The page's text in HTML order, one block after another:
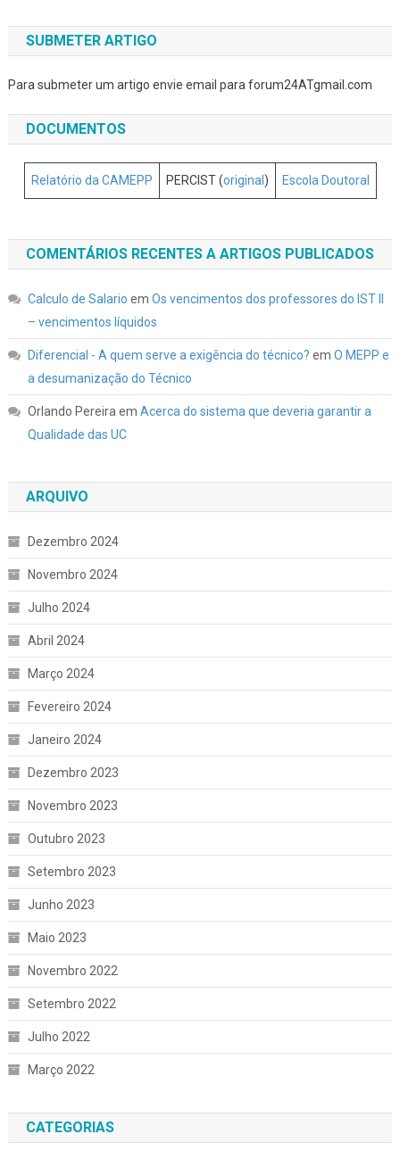
SUBMETER ARTIGO
Para submeter um artigo envie email para forum24ATgmail.com
DOCUMENTOS
Relatório da CAMEPP PERCIST (original ) Escola Doutoral
COMENTÁRIOS RECENTES A ARTIGOS PUBLICADOS
Calculo de Salario em Os vencimentos dos professores do IST II
– vencimentos líquidos
Diferencial - A quem serve a exigência do técnico? em O MEPP e
a desumanização do Técnico
Orlando Pereiraem Acerca do sistema que deveria garantir a
Qualidade das UC
ARQUIVO
Dezembro 2024
Novembro 2024
Julho 2024
Abril 2024
Março 2024
Fevereiro 2024
Janeiro 2024
Dezembro 2023
Novembro 2023
Outubro 2023
Setembro 2023
Junho 2023
Maio 2023
Novembro 2022
Setembro 2022
Julho 2022
Março 2022
CATEGORIAS